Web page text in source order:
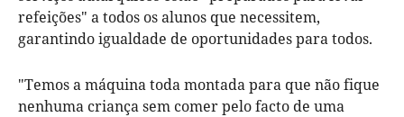
refeições" a todos os alunos que necessitem,
garantindo igualdade de oportunidades para todos.
"Temos a máquina toda montada para que não fique
nenhuma criança sem comer pelo facto de uma